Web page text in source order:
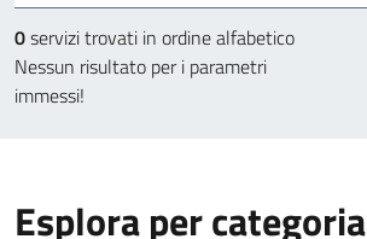
0servizi trovati in ordine alfabetico
Nessun risultato per i parametri
immessi!
Esplora per categoria